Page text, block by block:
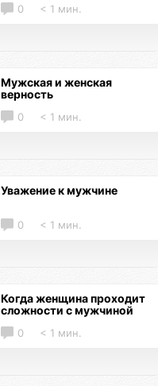
0 < 1 мин.
Мужская и женская
верность
0 < 1 мин.
Уважение к мужчине
0 < 1 мин.
Когда женщина проходит
сложности с мужчиной
0 < 1 мин.